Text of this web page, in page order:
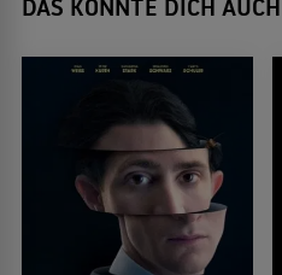
DAS KÖNNTE DICH